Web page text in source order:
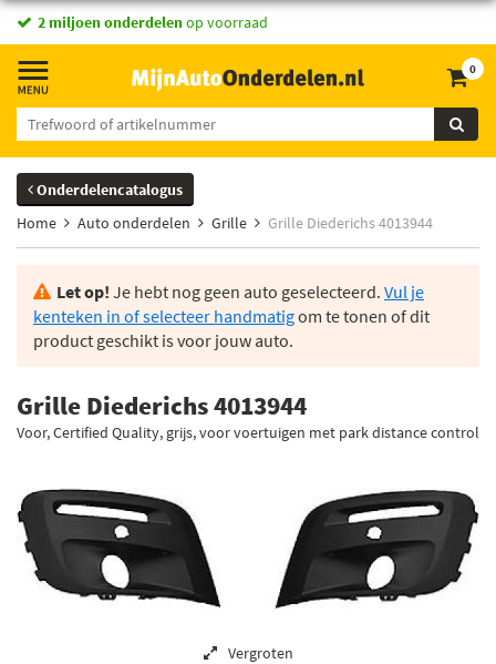
2 miljoen onderdelenop voorraad
0
Onderdelencatalogus
Home
Auto onderdelen Grille Grille Diederichs 4013944
Let op! Je hebt nog geen auto geselecteerd. Vul je
kenteken in of selecteer handmatigom te tonen of dit
product geschikt is voor jouw auto.
Grille Diederichs 4013944
Voor, Certified Quality, grijs, voor voertuigen met park distance control
Vergroten